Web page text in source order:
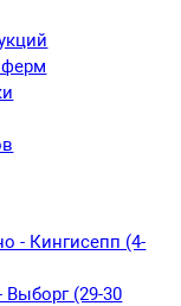
ферм
- Кингисепп (4-
(29-30